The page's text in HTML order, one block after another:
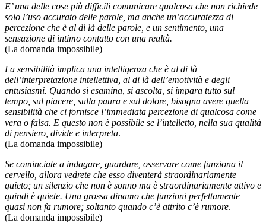
E’ una delle cose più difficili comunicare qualcosa che non richiede
solo l’uso accurato delle parole, ma anche un’accuratezza di
percezione che è al di là delle parole, e un sentimento, una
sensazione di intimo contatto con una realtà.
(La domanda impossibile)
La sensibilità implica una intelligenza che è al di là
dell’interpretazione intellettiva, al di là dell’emotività e degli
entusiasmi. Quando si esamina, si ascolta, si impara tutto sul
tempo, sul piacere, sulla paura e sul dolore, bisogna avere quella
sensibilità che ci fornisce l’immediata percezione di qualcosa come
vera o falsa. E questo non è possibile se l’intelletto, nella sua qualità
di pensiero, divide e interpreta.
(La domanda impossibile)
Se cominciate a indagare, guardare, osservare come funziona il
cervello, allora vedrete che esso diventerà straordinariamente
quieto; un silenzio che non è sonno ma è straordinariamente attivo e
quindi è quiete. Una grossa dinamo che funzioni perfettamente
quasi non fa rumore; soltanto quando c’è attrito c’è rumore.
(La domanda impossibile)